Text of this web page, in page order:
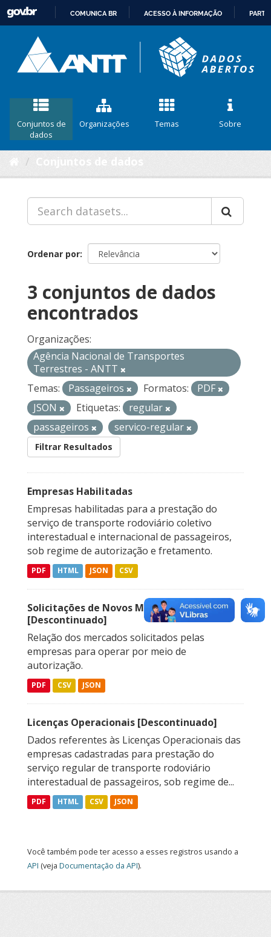
CONTEÚDO
COMUNICA BR ACESSO À INFORMAÇÃO
Conjuntos de
dados
Organizações Temas Sobre
Ordenar por
3 conjuntos de dados
encontrados
Organizações:
Agência Nacional de Transportes
Terrestres - ANTT
Temas:
Passageiros Formatos:
PDF
JSON
Etiquetas:
regular
passageiros
servico-regular
Filtrar Resultados
Empresas Habilitadas
Empresas habilitadas para a prestação do
serviço de transporte rodoviário coletivo
interestadual e internacional de passageiros,
sob regime de autorização e fretamento.
PDF HTML JSON CSV
Solicitações de Novos Mercados
[Descontinuado]
Relação dos mercados solicitados pelas
empresas para operar por meio de
autorização.
PDF CSV JSON
Licenças Operacionais [Descontinuado]
Dados referentes às Licenças Operacionais das
empresas cadastradas para prestação do
serviço regular de transporte rodoviário
interestadual de passageiros, sob regime de...
PDF HTML CSV JSON
Você também pode ter acesso a esses registros usando a
API (veja Documentação da API).